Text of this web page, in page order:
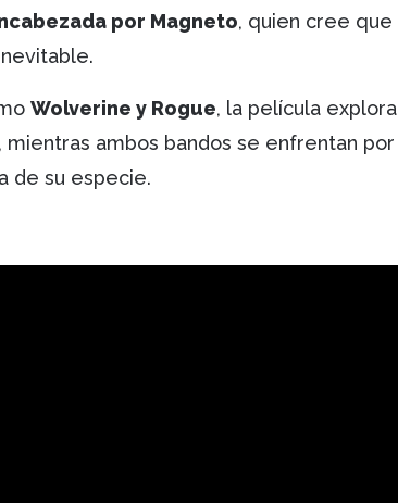
por Magneto, quien cree que
Wolverine y Rogue, la película explora
ambos bandos se enfrentan por
de su especie.